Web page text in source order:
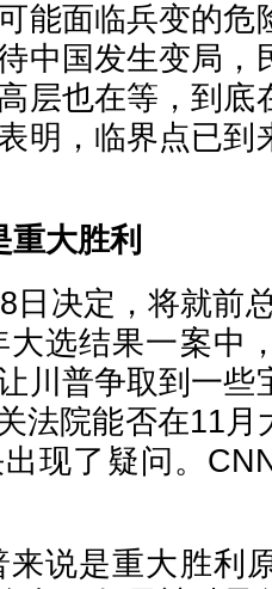
能面临兵变的危
中国发生变局，
层也在等，到底
明，临界点已到
大胜利
日决定，将就前
选结果一案中
川普争取到一些
法院能否在11月
现了疑问。
说是重大胜利